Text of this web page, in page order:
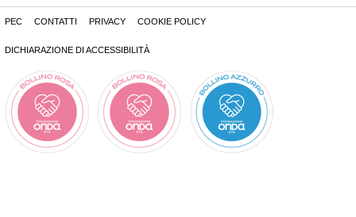
PEC CONTATTI PRIVACY COOKIE POLICY
DICHIARAZIONE DI ACCESSIBILITÀ